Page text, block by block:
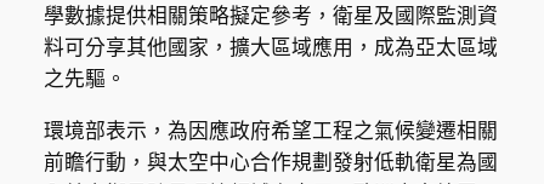
學數據提供相關策略擬定參考，衛星及國際監測資
料可分享其他國家，擴大區域應用，成為亞太區域
之先驅。
環境部表示，為因應政府希望工程之氣候變遷相關
前瞻行動，與太空中心合作規劃發射低軌衛星為國